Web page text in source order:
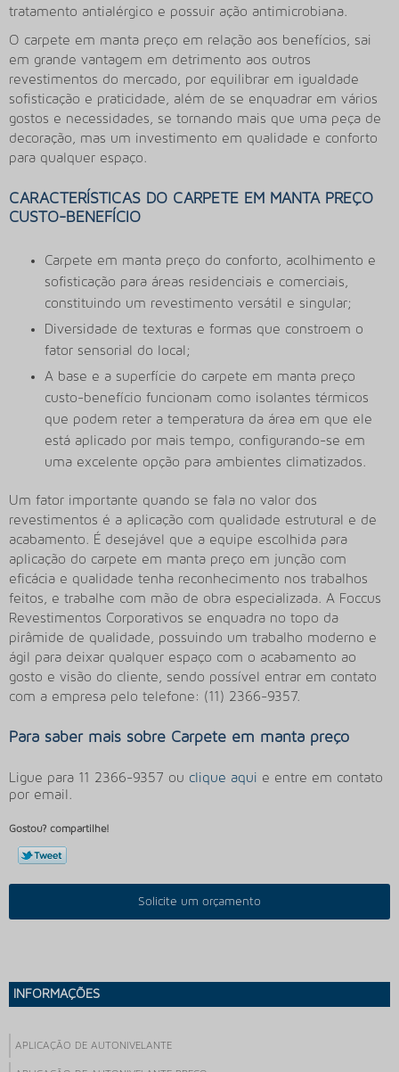
tratamento antialérgico e possuir ação antimicrobiana.
O carpete em manta preço em relação aos benefícios, sai
em grande vantagem em detrimento aos outros
revestimentos do mercado, por equilibrar em igualdade
sofisticação e praticidade, além de se enquadrar em vários
gostos e necessidades, se tornando mais que uma peça de
decoração, mas um investimento em qualidade e conforto
para qualquer espaço.
CARACTERÍSTICAS DO CARPETE EM MANTA PREÇO
CUSTO-BENEFÍCIO
Carpete em manta preço do conforto, acolhimento e
sofisticação para áreas residenciais e comerciais,
constituindo um revestimento versátil e singular;
Diversidade de texturas e formas que constroem o
fator sensorial do local;
A base e a superfície do carpete em manta preço
custo-benefício funcionam como isolantes térmicos
que podem reter a temperatura da área em que ele
está aplicado por mais tempo, configurando-se em
uma excelente opção para ambientes climatizados.
Um fator importante quando se fala no valor dos
revestimentos é a aplicação com qualidade estrutural e de
acabamento. É desejável que a equipe escolhida para
aplicação do carpete em manta preço em junção com
eficácia e qualidade tenha reconhecimento nos trabalhos
feitos, e trabalhe com mão de obra especializada. A Foccus
Revestimentos Corporativos se enquadra no topo da
pirâmide de qualidade, possuindo um trabalho moderno e
ágil para deixar qualquer espaço com o acabamento ao
gosto e visão do cliente, sendo possível entrar em contato
com a empresa pelo telefone: (11) 2366-9357.
Para saber mais sobre Carpete em manta preço
Ligue para 11 2366-9357 ou clique aqui e entre em contato
por email.
Gostou? compartilhe!
Solicite um orçamento
INFORMAÇÕES
APLICAÇÃO DE AUTONIVELANTE